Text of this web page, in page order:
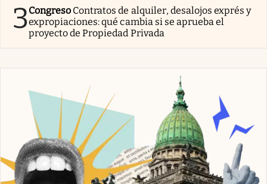
3Congreso Contratos de alquiler, desalojos exprés y
expropiaciones: qué cambia si se aprueba el
proyecto de Propiedad Privada